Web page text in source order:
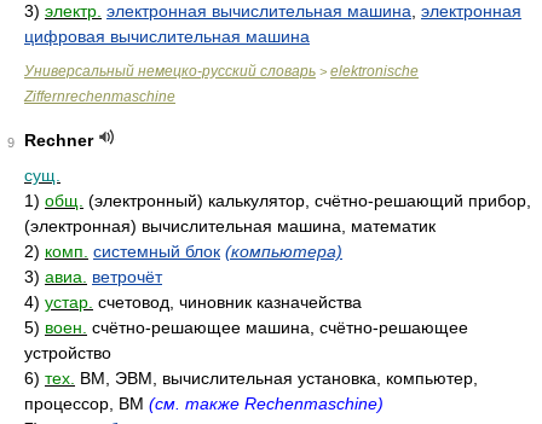
3) электр. электронная вычислительная машина электронная
цифровая вычислительная машина
Универсальный немецко-русский словарь > elektronische
Ziffernrechenmaschine
9
Rechner
сущ.
1) общ. (электронный) калькулятор, счётно-решающий прибор,
(электронная) вычислительная машина, математик
2) комп. системный блок (компьютера)
3) авиа.
ветрочёт
4) устар. счетовод, чиновник казначейства
5) воен. счётно-решающее машина, счётно-решающее
устройство
6) тех. ВМ, ЭВМ, вычислительная установка, компьютер,
процессор, ВМ (см. также Rechenmaschine)